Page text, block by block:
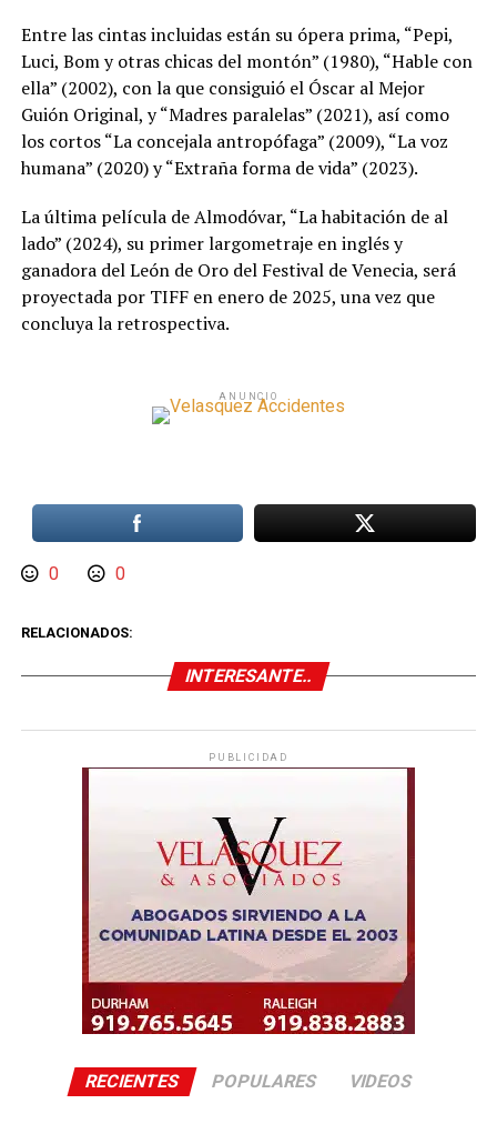
Entre las cintas incluidas están su ópera prima, “Pepi,
Luci, Bom y otras chicas del montón” (1980), “Hable con
ella” (2002), con la que consiguió el Óscar al Mejor
Guión Original, y “Madres paralelas” (2021), así como
los cortos “La concejala antropófaga” (2009), “La voz
humana” (2020) y “Extraña forma de vida” (2023).
La última película de Almodóvar, “La habitación de al
lado” (2024), su primer largometraje en inglés y
ganadora del León de Oro del Festival de Venecia, será
proyectada por TIFF en enero de 2025, una vez que
concluya la retrospectiva.
ANUNCIO
0 0
RELACIONADOS:
INTERESANTE..
PUBLICIDAD
RECIENTES POPULARES VIDEOS